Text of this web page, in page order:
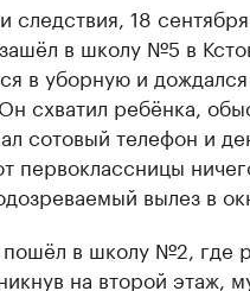
следствия, 18
в школу №5 в
в уборную и
схватил ребёнка,
сотовый телефон и
первоклассницы
вылез в
в школу №2, где
на второй этаж,